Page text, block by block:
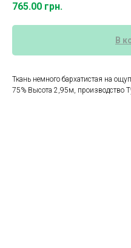
765.00 грн.
В
Ткань немного бархатистая на
75% Высота 2,95м, производство